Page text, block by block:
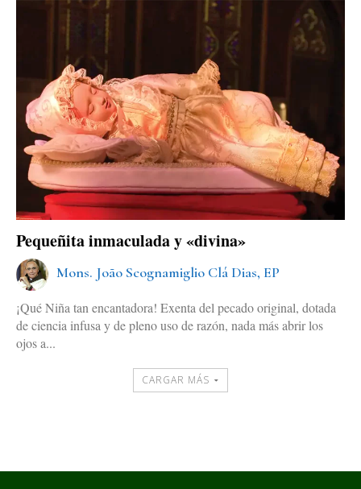
Pequeñita inmaculada y «divina»
Mons. João Scognamiglio Clá Dias, EP
¡Qué Niña tan encantadora! Exenta del pecado original, dotada
de ciencia infusa y de pleno uso de razón, nada más abrir los
ojos a...
CARGAR MÁS